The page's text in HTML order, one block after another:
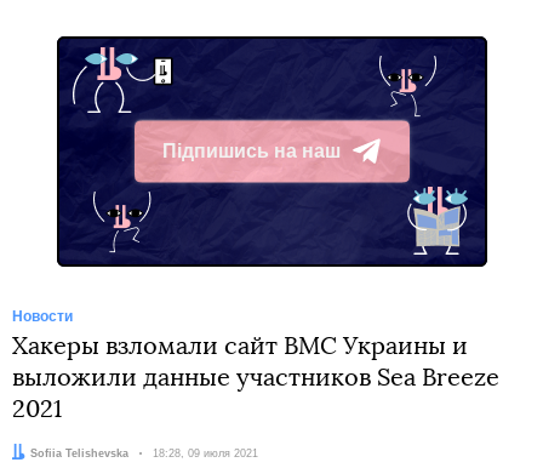
Підпишись на наш
Telegram
Новости
Хакеры взломали сайт ВМС Украины и
выложили данные участников Sea Breeze
2021
Автор:
Sofiia Telishevska Дата:
18:28, 09 июля 2021